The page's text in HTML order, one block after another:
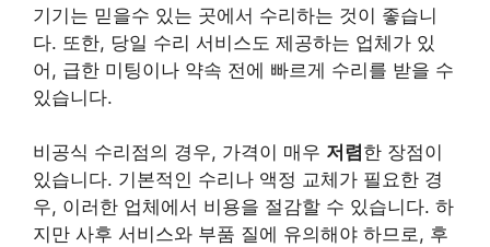
기기는 믿을수 있는 곳에서 수리하는 것이 좋습니
다. 또한, 당일 수리 서비스도 제공하는 업체가 있
어, 급한 미팅이나 약속 전에 빠르게 수리를 받을 수
있습니다.
비공식 수리점의 경우, 가격이 매우 저렴한 장점이
있습니다. 기본적인 수리나 액정 교체가 필요한 경
우, 이러한 업체에서 비용을 절감할 수 있습니다. 하
지만 사후 서비스와 부품 질에 유의해야 하므로, 후